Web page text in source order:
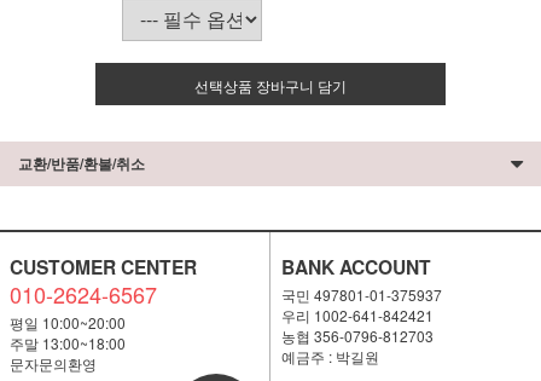
선택상품 장바구니 담기
교환/반품/환불/취소
CUSTOMER CENTER
010-2624-6567
평일 10:00~20:00
주말 13:00~18:00
문자문의환영
BANK ACCOUNT
국민 497801-01-375937
우리 1002-641-842421
농협 356-0796-812703
예금주 : 박길원